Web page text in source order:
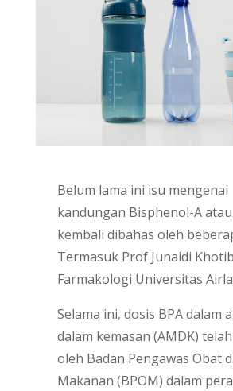
Belum lama ini isu mengenai
kandungan Bisphenol-A atau
kembali dibahas oleh
Termasuk Prof Junaidi
Farmakologi Universitas
Selama ini, dosis BPA dalam
dalam kemasan (AMDK)
oleh Badan Pengawas Obat
Makanan (BPOM) dalam